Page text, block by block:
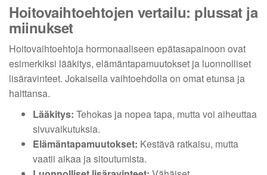
Hoitovaihtoehtojen vertailu: plussat ja
miinukset
Hoitovaihtoehtoja hormonaaliseen epätasapainoon ovat
esimerkiksi lääkitys, elämäntapamuutokset ja luonnolliset
lisäravinteet. Jokaisella vaihtoehdolla on omat etunsa ja
haittansa.
Lääkitys: Tehokas ja nopea tapa, mutta voi aiheuttaa
sivuvaikutuksia.
Elämäntapamuutokset: Kestävä ratkaisu, mutta
vaatii aikaa ja sitoutumista.